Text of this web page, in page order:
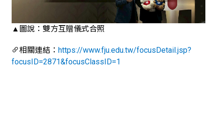
▲圖說：雙方互贈儀式合照
相關連結： https://www.fju.edu.tw/focusDetail.jsp?
focusID=2871&focusClassID=1